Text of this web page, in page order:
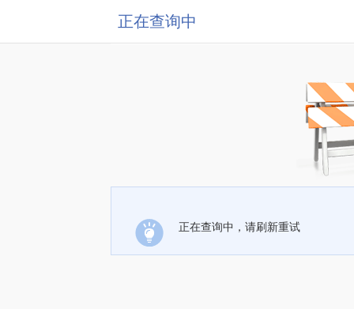
正在查询中
正在查询中，请刷新重试